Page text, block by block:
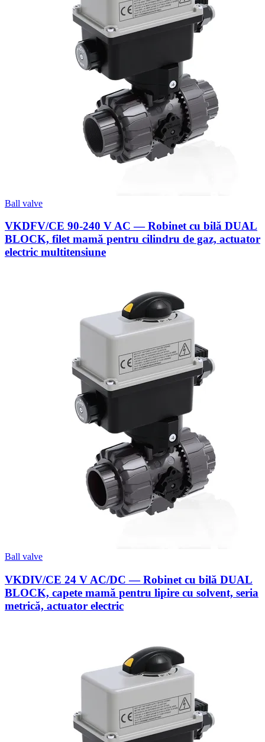
Ball valve
VKDFV/CE 90-240 V AC — Robinet cu bilă DUAL
BLOCK, filet mamă pentru cilindru de gaz, actuator
electric multitensiune
Ball valve
VKDIV/CE 24 V AC/DC — Robinet cu bilă DUAL
BLOCK, capete mamă pentru lipire cu solvent, seria
metrică, actuator electric